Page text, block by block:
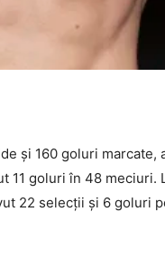
și 160 goluri marcate,
11 goluri în 48 meciuri.
22 selecții și 6 goluri